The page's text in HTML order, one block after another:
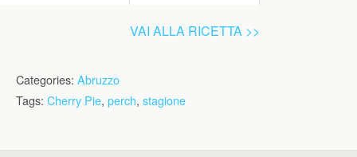
VAI ALLA RICETTA >>
Categories: Abruzzo
Tags: Cherry Pie, perch, stagione